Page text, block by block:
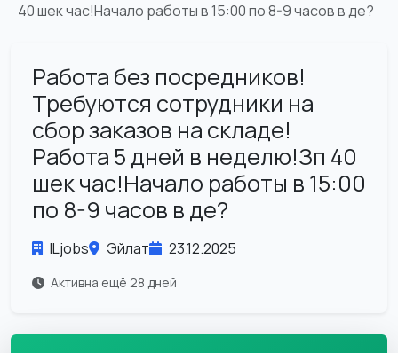
40 шек час!Начало работы в 15:00 по 8-9 часов в де?
Работа без посредников!
Требуются сотрудники на
сбор заказов на складе!
Работа 5 дней в неделю!Зп 40
шек час!Начало работы в 15:00
по 8-9 часов в де?
ILjobs Эйлат 23.12.2025
Активна ещё 28 дней